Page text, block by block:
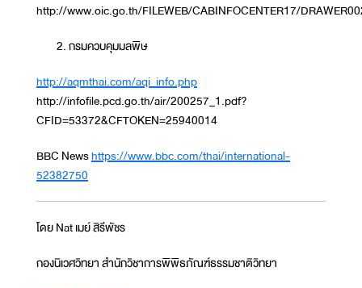
http://www.oic.go.th/FILEWEB/CABINFOCENTER17/
กรมควบคุมมลพิษ
http://aqmthai.com/aqi_info.php
http://infofile.pcd.go.th/air/200257_1.pdf?
CFID=53372&CFTOKEN=25940014
BBC Newshttps://www.bbc.com/thai/international-
52382750
โดย Nat เมย์ สิรีพัชร
กองนิเวศวิทยา สำนักวิชาการพิพิธภัณฑ์ธรรมชาติวิทยา